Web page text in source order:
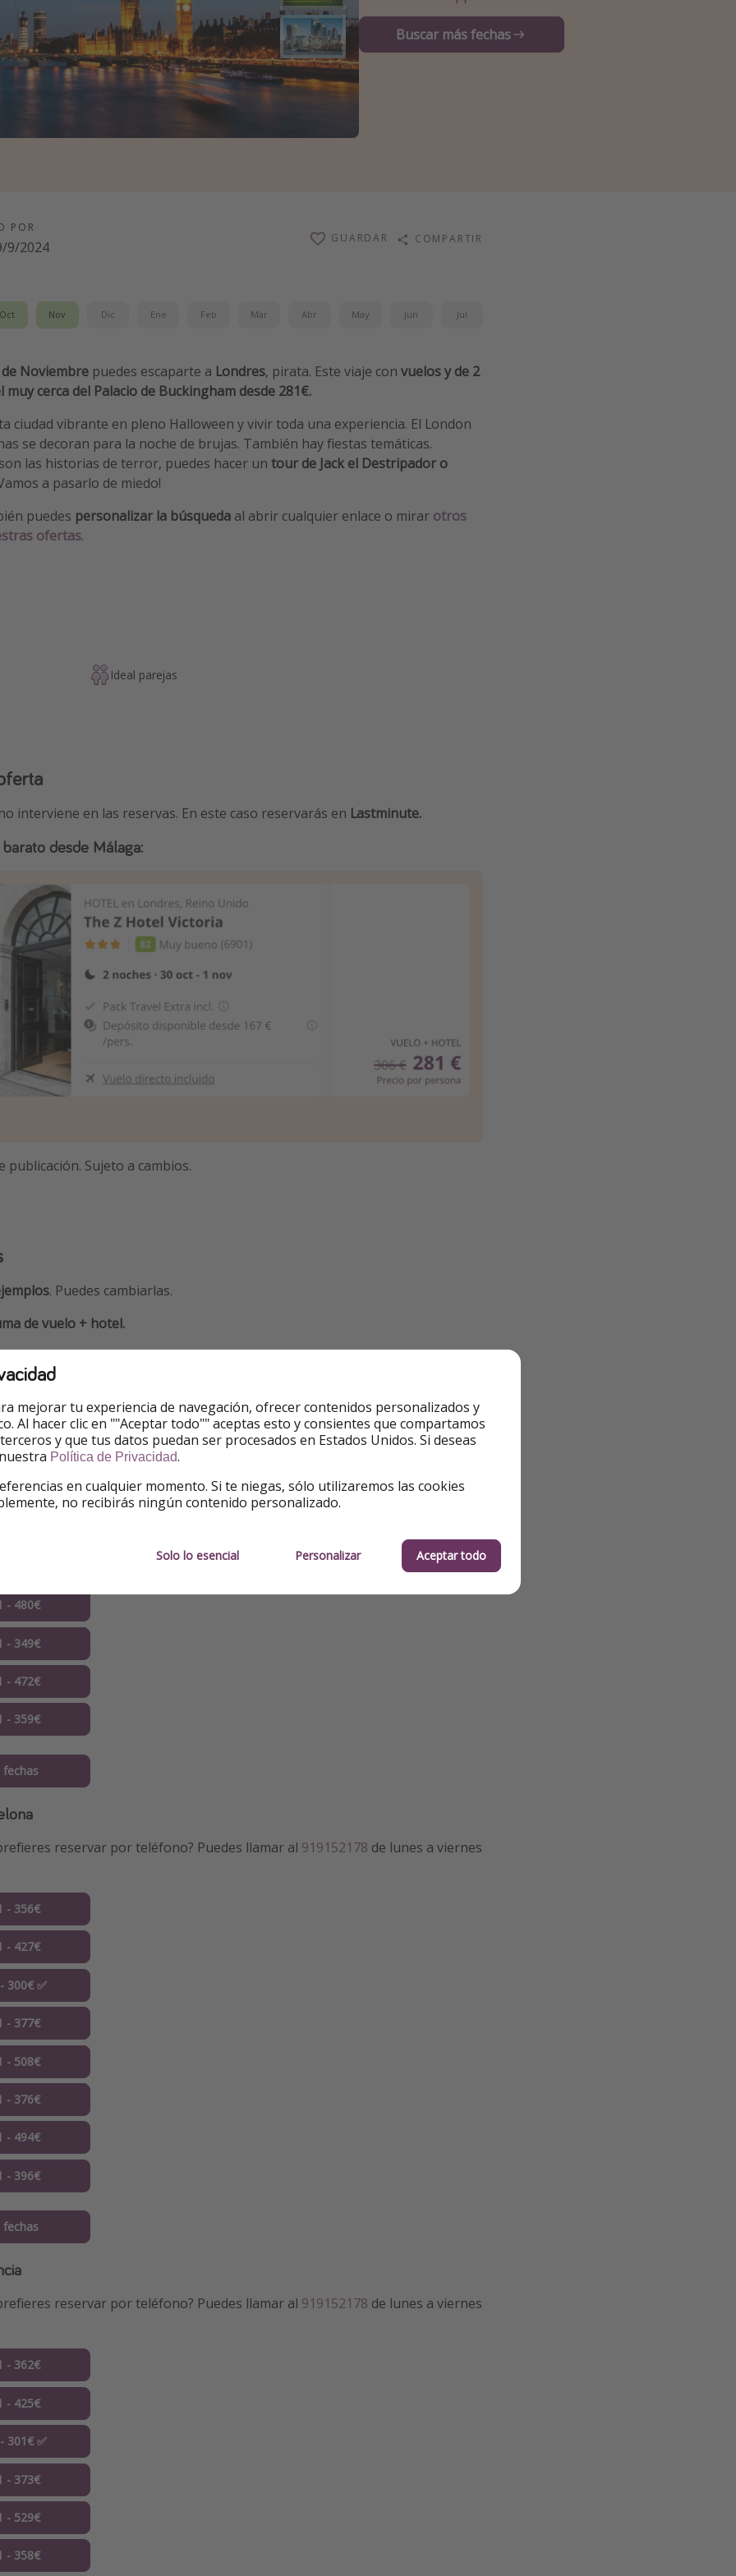
Buscar más fechas
POR
9/2024
GUARDAR COMPARTIR
Oct Nov Dic Ene Feb Mar Abr May Jun Jul
Noviembre puedes escaparte a Londres, pirata. Este viaje con vuelos y de 2
muy cerca del Palacio de Buckingham desde 281€.
ciudad vibrante en pleno Halloween y vivir toda una experiencia. El London
se decoran para la noche de brujas. También hay fiestas temáticas.
las historias de terror, puedes hacer un tour de Jack el Destripador o
a pasarlo de miedo!
puedes personalizar la búsqueda al abrir cualquier enlace o mirar otros
ofertas.
Ideal parejas
interviene en las reservas. En este caso reservarás en Lastminute.
desde Málaga:
publicación. Sujeto a cambios.
. Puedes cambiarlas.
de vuelo + hotel.
reservar por teléfono? Puedes llamar al
- 345€
- 421€
- 480€
- 349€
- 472€
- 359€
fechas
reservar por teléfono? Puedes llamar al 919152178 de lunes a viernes
- 356€
- 427€
300€ ✅
- 377€
- 508€
- 376€
- 494€
- 396€
fechas
reservar por teléfono? Puedes llamar al 919152178 de lunes a viernes
- 362€
- 425€
301€ ✅
- 373€
- 529€
- 358€
mejorar tu experiencia de navegación, ofrecer contenidos personalizados y
Al hacer clic en ""Aceptar todo"" aceptas esto y consientes que compartamos
y que tus datos puedan ser procesados en Estados Unidos. Si deseas
Política de Privacidad.
en cualquier momento. Si te niegas, sólo utilizaremos las cookies
no recibirás ningún contenido personalizado.
Solo lo esencial Personalizar Aceptar todo